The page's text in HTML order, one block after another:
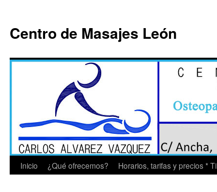
contenido
Centro de Masajes León
Inicio ¿Qué ofrecemos? Horarios, tarifas y precios *